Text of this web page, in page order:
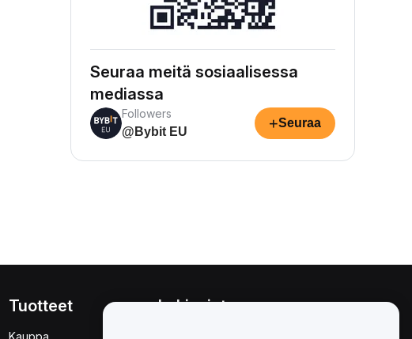
Seuraa meitä sosiaalisessa
mediassa
Followers
@Bybit EU
+Seuraa
Tuotteet
Kauppa
Lakiasiat